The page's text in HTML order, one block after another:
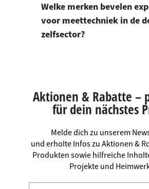
Welke merken bevelen
voor meettechniek in de
zelfsector?
Aktionen & Rabatte –
für dein nächstes
Melde dich zu unserem
und erhalte Infos zu Aktionen &
Produkten sowie hilfreiche
Projekte und